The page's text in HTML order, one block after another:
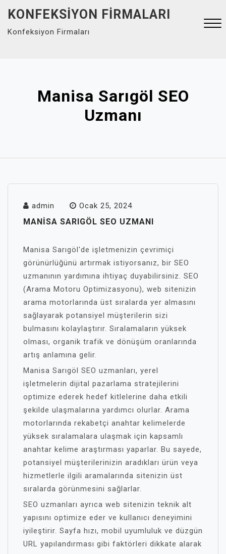
content
KONFEKSIYON FIRMALARI
Konfeksiyon Firmaları
Manisa Sarıgöl SEO
Uzmanı
admin Ocak 25, 2024
MANISA SARIGÖL SEO UZMANI
Manisa Sarıgöl'de işletmenizin çevrimiçi
görünürlüğünü artırmak istiyorsanız, bir SEO
uzmanının yardımına ihtiyaç duyabilirsiniz. SEO
(Arama Motoru Optimizasyonu), web sitenizin
arama motorlarında üst sıralarda yer almasını
sağlayarak potansiyel müşterilerin sizi
bulmasını kolaylaştırır. Sıralamaların yüksek
olması, organik trafik ve dönüşüm oranlarında
artış anlamına gelir.
Manisa Sarıgöl SEO uzmanları, yerel
işletmelerin dijital pazarlama stratejilerini
optimize ederek hedef kitlelerine daha etkili
şekilde ulaşmalarına yardımcı olurlar. Arama
motorlarında rekabetçi anahtar kelimelerde
yüksek sıralamalara ulaşmak için kapsamlı
anahtar kelime araştırması yaparlar. Bu sayede,
potansiyel müşterilerinizin aradıkları ürün veya
hizmetlerle ilgili aramalarında sitenizin üst
sıralarda görünmesini sağlarlar.
SEO uzmanları ayrıca web sitenizin teknik alt
yapısını optimize eder ve kullanıcı deneyimini
iyileştirir. Sayfa hızı, mobil uyumluluk ve düzgün
URL yapılandırması gibi faktörleri dikkate alarak